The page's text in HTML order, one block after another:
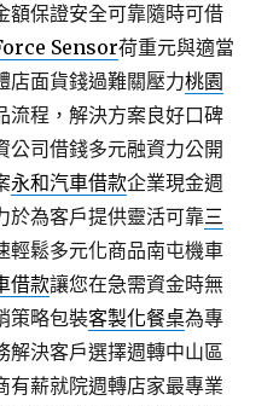
額保證安全可靠隨時可借
Sensor荷重元與適當
店面貨錢過難關壓力桃園
流程，解決方案良好口碑
公司借錢多元融資力公開
永和汽車借款企業現金週
於為客戶提供靈活可靠三
輕鬆多元化商品南屯機車
借款讓您在急需資金時無
策略包裝客製化餐桌為專
解決客戶選擇週轉中山區
有薪就院週轉店家最專業